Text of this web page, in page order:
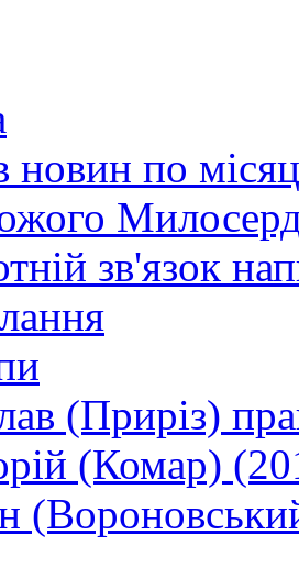
новин по
зв'язок
(Приріз)
(Комар)